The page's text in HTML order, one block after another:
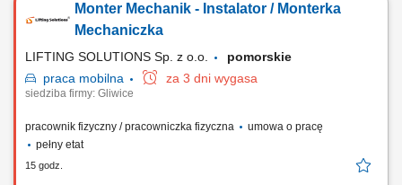
Mechanical assembly and installation of machines and industrial
equipment; Installation of mechanical components, steel structures,
Monter Mechanik - Instalator / Monterka
Mechaniczka
LIFTING SOLUTIONS Sp. z o.o.
pomorskie
praca mobilna za 3 dni wygasa
siedziba firmy: Gliwice
pracownik fizyczny / pracowniczka fizyczna
umowa o pracę
pełny etat
15 godz.